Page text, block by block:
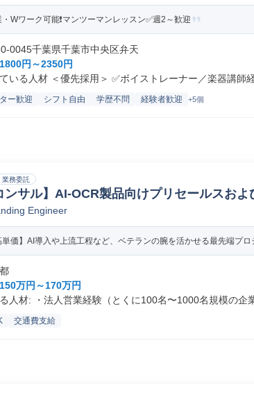
Wワーク可能❗マンツーマンレッスン✅週2～歓迎
0045千葉県千葉市中央区弁天
円～2350円
いる人材 ＜優先採用＞ ✅ボイストレーナー／楽器講師
ー歓迎 シフト自由 学歴不問 経験者歓迎 +5個
業務委託
ンサル】AI-OCR製品向けプリセールスお
Engineer
単価】AI導入や上流工程など、ベテランの腕を活かせる最先端プ
万円～170万円
人材: ・法人営業経験（とくに100名〜1000名規模の企
交通費支給